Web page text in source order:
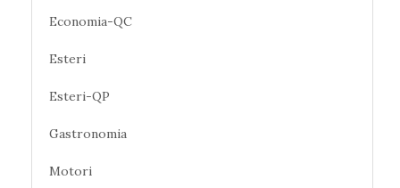
Economia-QC
Esteri
Esteri-QP
Gastronomia
Motori